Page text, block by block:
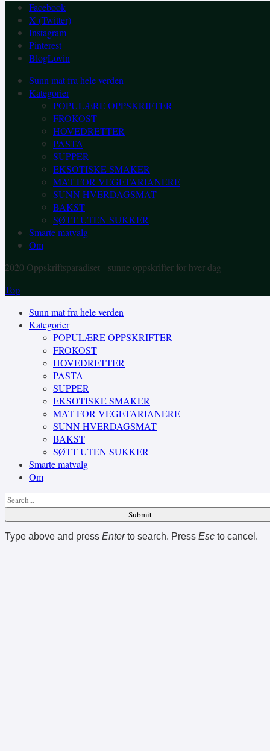
Facebook
X (Twitter)
Instagram
Pinterest
BlogLovin
Sunn mat fra hele verden
Kategorier
POPULÆRE OPPSKRIFTER
FROKOST
HOVEDRETTER
PASTA
SUPPER
EKSOTISKE SMAKER
MAT FOR VEGETARIANERE
SUNN HVERDAGSMAT
BAKST
SØTT UTEN SUKKER
Smarte matvalg
Om
2020 Oppskriftsparadiset - sunne oppskrifter for hver dag
Top
Sunn mat fra hele verden
Kategorier
POPULÆRE OPPSKRIFTER
FROKOST
HOVEDRETTER
PASTA
SUPPER
EKSOTISKE SMAKER
MAT FOR VEGETARIANERE
SUNN HVERDAGSMAT
BAKST
SØTT UTEN SUKKER
Smarte matvalg
Om
Submit
Type above and press Enterto search. Press Esc to cancel.